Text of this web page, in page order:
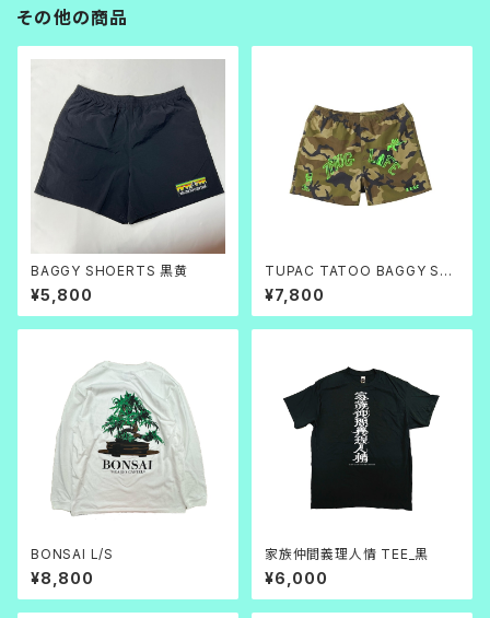
その他の商品
BAGGY SHOERTS 黒黄
¥5,800
TUPAC TATOO BAGGY SH
ORTS
¥7,800
BONSAI L/S
¥8,800
家族仲間義理人情 TEE_黒
¥6,000